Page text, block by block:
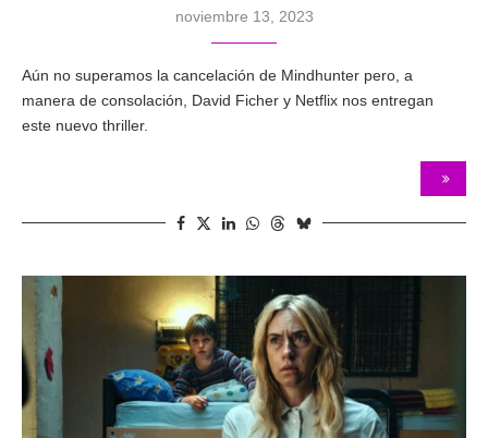
noviembre 13, 2023
Aún no superamos la cancelación de Mindhunter pero, a
manera de consolación, David Ficher y Netflix nos entregan
este nuevo thriller.